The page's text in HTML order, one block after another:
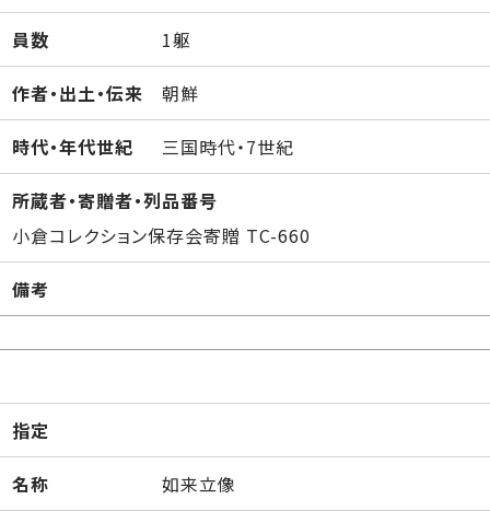
員数 1躯
作者・出土・伝来 朝鮮
時代・年代世紀 三国時代・7世紀
所蔵者・寄贈者・列品番号
小倉コレクション保存会寄贈 TC-660
備考
指定
名称 如来立像